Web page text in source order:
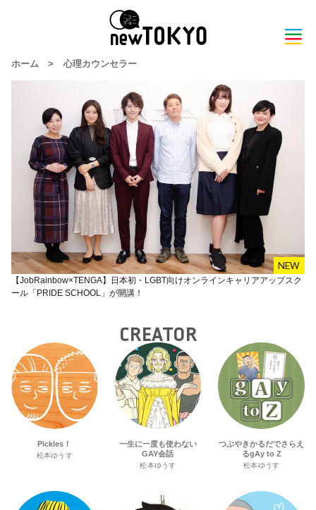
ホーム > 心理カウンセラー
【JobRainbow×TENGA】日本初・LGBT向けオンラインキャリアアップスク
ール「PRIDE SCHOOL」が開講！
CREATOR
Pickles！
松本ゆうす
一生に一度も使わない
GAY会話
松本ゆうす
つぶやきかるだでさらえ
るgAy to Z
松本ゆうす